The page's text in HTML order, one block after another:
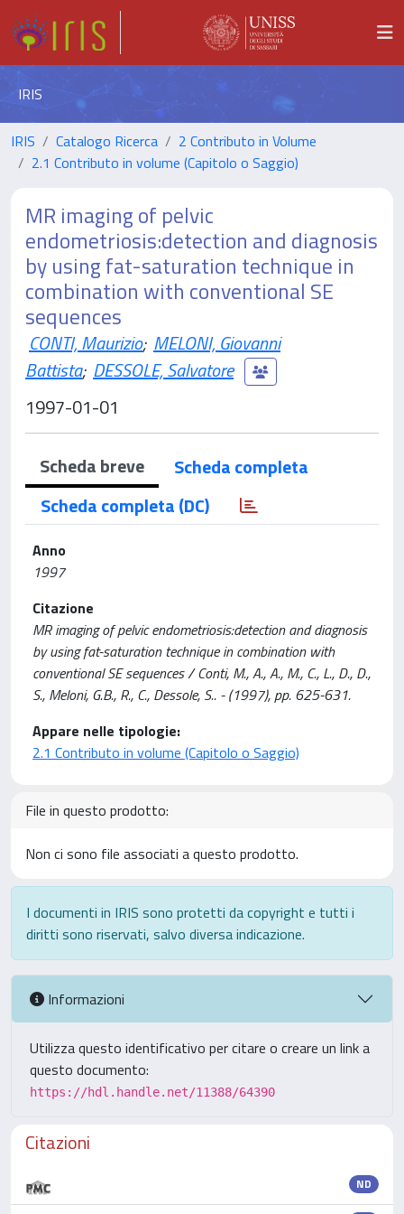
IRIS
IRIS Catalogo Ricerca
2 Contributo in Volume
2.1 Contributo in volume (Capitolo o Saggio)
MR imaging of pelvic
endometriosis:detection and diagnosis
by using fat-saturation technique in
combination with conventional SE
sequences
CONTI, Maurizio; MELONI, Giovanni
Battista; DESSOLE, Salvatore
1997-01-01
Scheda breve
Scheda completa
Scheda completa (DC)
Anno
1997
Citazione
MR imaging of pelvic endometriosis:detection and diagnosis
by using fat-saturation technique in combination with
conventional SE sequences / Conti, M., A., A., M., C., L., D., D.,
S., Meloni, G.B., R., C., Dessole, S.. - (1997), pp. 625-631.
Appare nelle tipologie:
2.1 Contributo in volume (Capitolo o Saggio)
File in questo prodotto:
Non ci sono file associati a questo prodotto.
I documenti in IRIS sono protetti da copyright e tutti i
diritti sono riservati, salvo diversa indicazione.
Informazioni
Utilizza questo identificativo per citare o creare un link a
questo documento:
https://hdl.handle.net/11388/64390
Citazioni
ND